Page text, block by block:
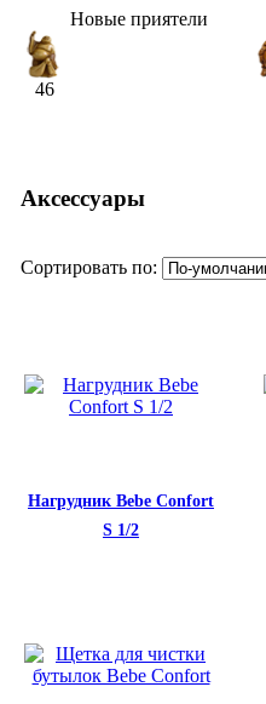
Новые приятели
46
Аксессуары
Сортировать по:
Нагрудник Bebe Confort
S 1/2